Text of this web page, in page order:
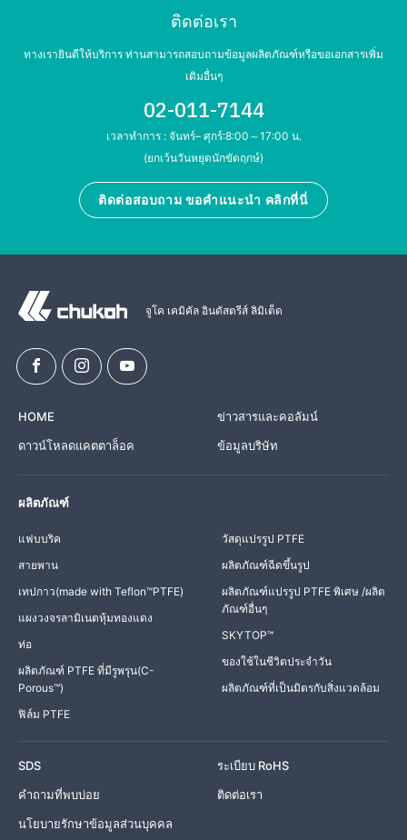
ติดต่อเรา
ทางเรายินดีให้บริการ ท่านสามารถสอบถามข้อมูลผลิตภัณฑ์หรือขอเอกสารเพิ่ม
เติมอื่นๆ
02-011-7144
เวลาทำการ : จันทร์– ศุกร์:8:00～17:00 น.
(ยกเว้นวันหยุดนักขัตฤกษ์)
ติดต่อสอบถาม ขอคำแนะนำ คลิกที่นี่
จูโค เคมิคัล อินดัสตรีส์ ลิมิเต็ด
HOME
ข่าวสารและคอลัมน์
ดาวน์โหลดแคตตาล็อค
ข้อมูลบริษัท
ผลิตภัณฑ์
แฟบบริค
สายพาน
เทปกาว(made with Teflon™PTFE)
แผงวงจรลามิเนตหุ้มทองแดง
ท่อ
ผลิตภัณฑ์ PTFE ที่มีรูพรุน(C-
Porous™)
ฟิล์ม PTFE
วัสดุแปรรูป PTFE
ผลิตภัณฑ์ฉีดขึ้นรูป
ผลิตภัณฑ์แปรรูป PTFE พิเศษ /ผลิต
ภัณฑ์อื่นๆ
SKYTOP™
ของใช้ในชีวิตประจำวัน
ผลิตภัณฑ์ที่เป็นมิตรกับสิ่งแวดล้อม
SDS
ระเบียบ RoHS
คำถามที่พบบ่อย
ติดต่อเรา
นโยบายรักษาข้อมูลส่วนบุคคล